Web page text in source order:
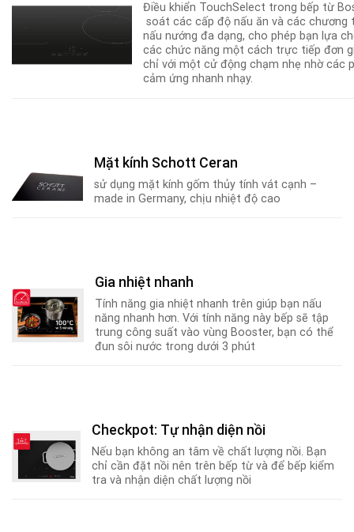
Điều khiển TouchSelect trong bếp từ
soát các cấp độ nấu ăn và các chương
nấu nướng đa dạng, cho phép bạn lựa
các chức năng một cách trực tiếp đơn
chỉ với một cử động chạm nhẹ nhờ các
cảm ứng nhanh nhạy.
Mặt kính Schott Ceran
sử dụng mặt kính gốm thủy tính vát cạnh –
made in Germany, chịu nhiệt độ cao
Gia nhiệt nhanh
Tính năng gia nhiệt nhanh trên giúp bạn nấu
năng nhanh hơn. Với tính năng này bếp sẽ tập
trung công suất vào vùng Booster, bạn có thể
đun sôi nước trong dưới 3 phút
Checkpot: Tự nhận diện nồi
Nếu bạn không an tâm về chất lượng nồi. Bạn
chỉ cần đặt nồi nên trên bếp từ và để bếp kiểm
tra và nhận diện chất lượng nồi